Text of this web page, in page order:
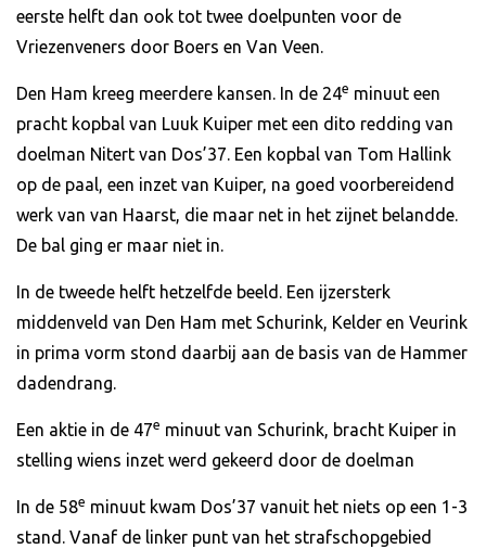
eerste helft dan ook tot twee doelpunten voor de
Vriezenveners door Boers en Van Veen.
Den Ham kreeg meerdere kansen. In de 24e minuut een
pracht kopbal van Luuk Kuiper met een dito redding van
doelman Nitert van Dos’37. Een kopbal van Tom Hallink
op de paal, een inzet van Kuiper, na goed voorbereidend
werk van van Haarst, die maar net in het zijnet belandde.
De bal ging er maar niet in.
In de tweede helft hetzelfde beeld. Een ijzersterk
middenveld van Den Ham met Schurink, Kelder en Veurink
in prima vorm stond daarbij aan de basis van de Hammer
dadendrang.
Een aktie in de 47e minuut van Schurink, bracht Kuiper in
stelling wiens inzet werd gekeerd door de doelman
In de 58e minuut kwam Dos’37 vanuit het niets op een 1-3
stand. Vanaf de linker punt van het strafschopgebied